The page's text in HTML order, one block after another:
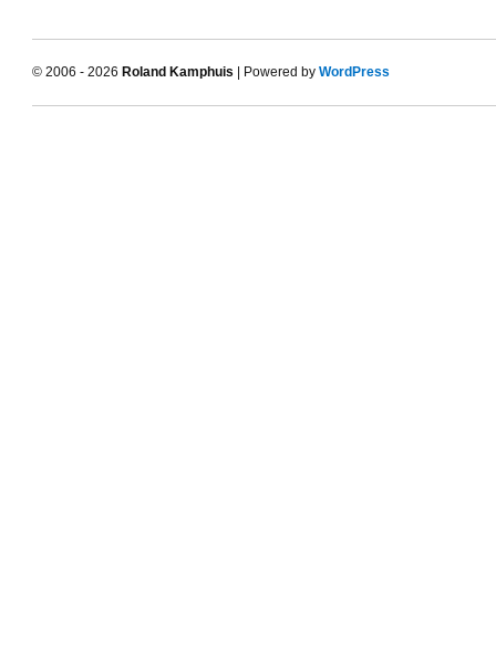
© 2006 - 2026 Roland Kamphuis | Powered by WordPress